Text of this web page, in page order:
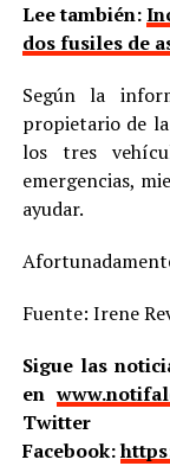
Lee también:
dos fusiles de
Según la
propietario de
los tres
emergencias,
ayudar.
Fuente: Irene
Sigue las
en
Twitter
Facebook: